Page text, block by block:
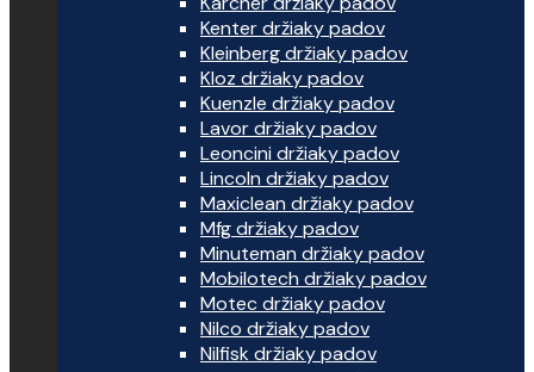
Kenter držiaky padov
Kleinberg držiaky padov
Kloz držiaky padov
Kuenzle držiaky padov
Lavor držiaky padov
Leoncini držiaky padov
Lincoln držiaky padov
Maxiclean držiaky padov
Mfg držiaky padov
Minuteman držiaky padov
Mobilotech držiaky padov
Motec držiaky padov
Nilco držiaky padov
Nilfisk držiaky padov